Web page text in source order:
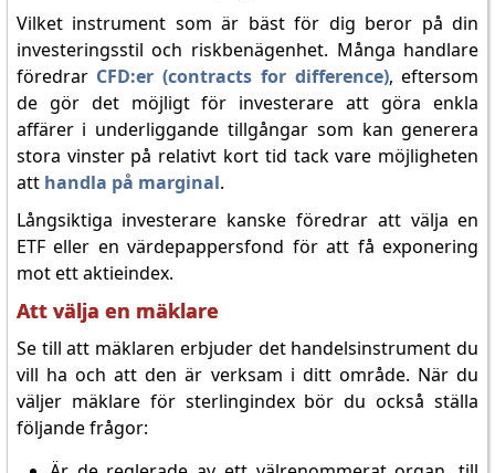
Vilket instrument som är bäst för dig beror på din
investeringsstil och riskbenägenhet. Många handlare
föredrar CFD:er (contracts for difference), eftersom
de gör det möjligt för investerare att göra enkla
affärer i underliggande tillgångar som kan generera
stora vinster på relativt kort tid tack vare möjligheten
att handla på marginal.
Långsiktiga investerare kanske föredrar att välja en
ETF eller en värdepappersfond för att få exponering
mot ett aktieindex.
Att välja en mäklare
Se till att mäklaren erbjuder det handelsinstrument du
vill ha och att den är verksam i ditt område. När du
väljer mäklare för sterlingindex bör du också ställa
följande frågor: